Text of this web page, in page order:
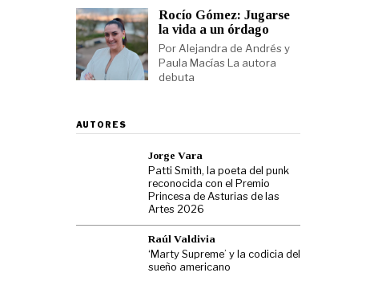
Rocío Gómez: Jugarse
la vida a un órdago
Por Alejandra de Andrés y
Paula Macías La autora
debuta
AUTORES
Jorge Vara
Patti Smith, la poeta del punk
reconocida con el Premio
Princesa de Asturias de las
Artes 2026
Raúl Valdivia
‘Marty Supreme’ y la codicia del
sueño americano